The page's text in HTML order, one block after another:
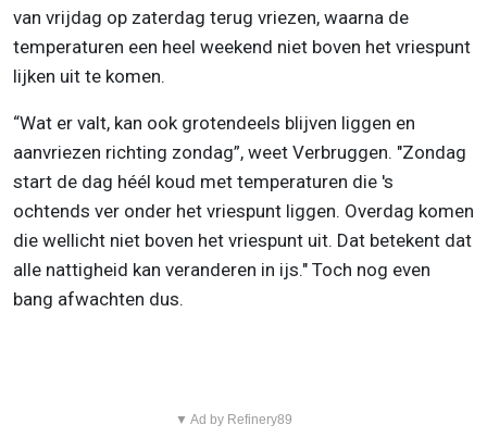
van vrijdag op zaterdag terug vriezen, waarna de
temperaturen een heel weekend niet boven het vriespunt
lijken uit te komen.
“Wat er valt, kan ook grotendeels blijven liggen en
aanvriezen richting zondag”, weet Verbruggen. "Zondag
start de dag héél koud met temperaturen die 's
ochtends ver onder het vriespunt liggen. Overdag komen
die wellicht niet boven het vriespunt uit. Dat betekent dat
alle nattigheid kan veranderen in ijs." Toch nog even
bang afwachten dus.
▼ Ad by Refinery89